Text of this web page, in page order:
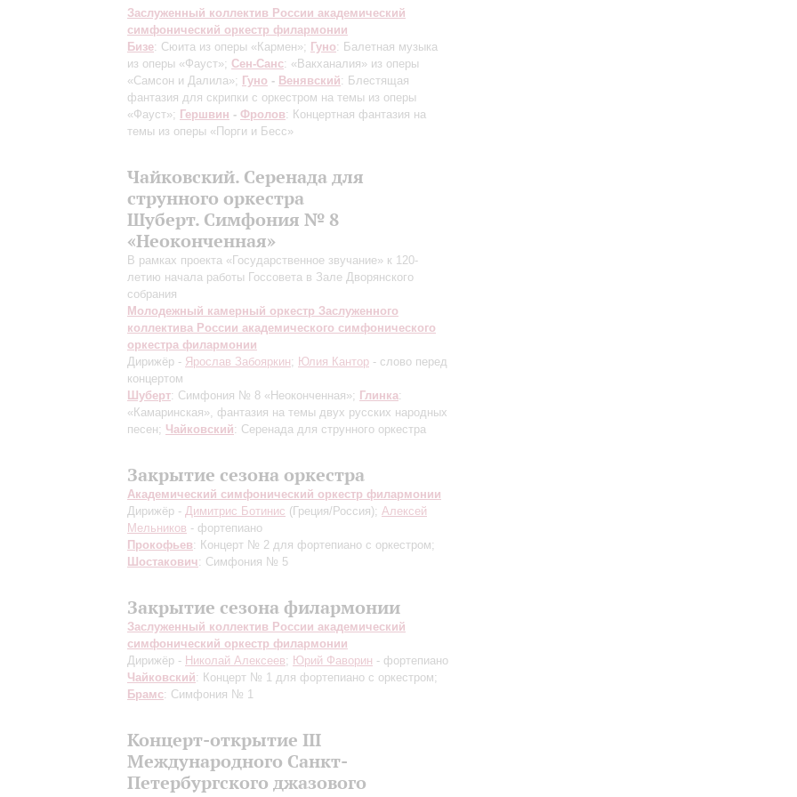
Заслуженный коллектив России академический
симфонический оркестр филармонии
Бизе: Сюита из оперы «Кармен»; Гуно: Балетная музыка
из оперы «Фауст»; Сен-Санс: «Вакханалия» из оперы
«Самсон и Далила»; Гуно - Венявский: Блестящая
фантазия для скрипки с оркестром на темы из оперы
«Фауст»; Гершвин - Фролов: Концертная фантазия на
темы из оперы «Порги и Бесс»
Чайковский. Серенада для
струнного оркестра
Шуберт. Симфония № 8
«Неоконченная»
В рамках проекта «Государственное звучание» к 120-
летию начала работы Госсовета в Зале Дворянского
собрания
Молодежный камерный оркестр Заслуженного
коллектива России академического симфонического
оркестра филармонии
Дирижёр - Ярослав Забояркин; Юлия Кантор - слово перед
концертом
Шуберт: Симфония № 8 «Неоконченная»; Глинка:
«Камаринская», фантазия на темы двух русских народных
песен; Чайковский: Серенада для струнного оркестра
Закрытие сезона оркестра
Академический симфонический оркестр филармонии
Дирижёр - Димитрис Ботинис (Греция/Россия); Алексей
Мельников - фортепиано
Прокофьев: Концерт № 2 для фортепиано с оркестром;
Шостакович: Симфония № 5
Закрытие сезона филармонии
Заслуженный коллектив России академический
симфонический оркестр филармонии
Дирижёр - Николай Алексеев; Юрий Фаворин - фортепиано
Чайковский: Концерт № 1 для фортепиано с оркестром;
Брамс: Симфония № 1
Концерт-открытие III
Международного Санкт-
Петербургского джазового